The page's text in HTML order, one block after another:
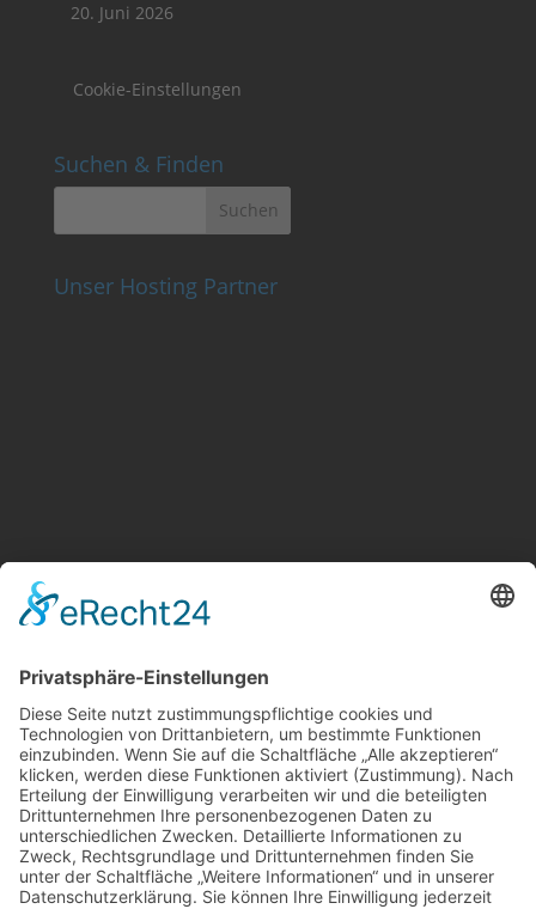
20. Juni 2026
Cookie-Einstellungen
Suchen & Finden
Unser Hosting Partner
Weitere Informationen
Kontakt
Newsletter
FAQ
Schlagworte